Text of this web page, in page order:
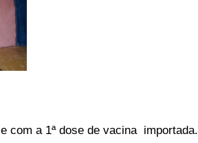
com a 1ª dose de vacina importada.